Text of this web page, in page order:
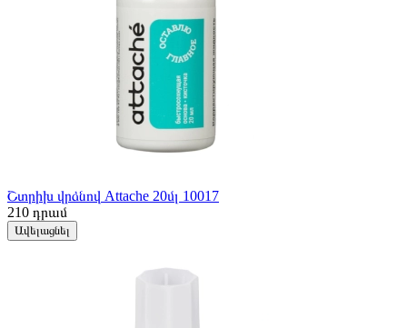
Շտրիխ վրձնով Attache 20մլ 10017
210 դրամ
Ավելացնել